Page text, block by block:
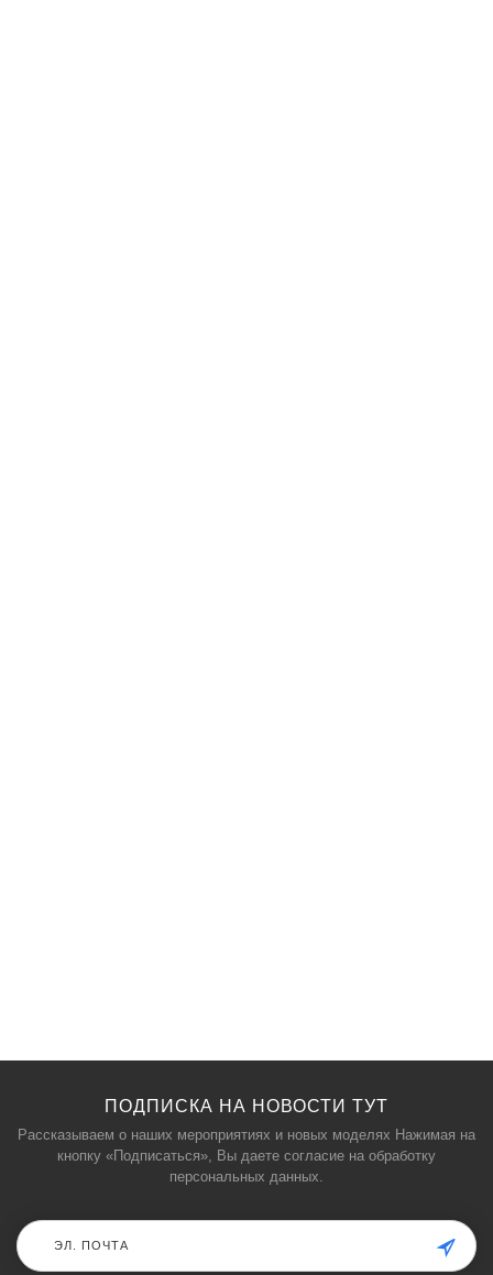
ПОДПИСКА НА НОВОСТИ ТУТ
Рассказываем о наших мероприятиях и новых моделях Нажимая на
кнопку «Подписаться», Вы даете согласие на обработку
персональных данных.